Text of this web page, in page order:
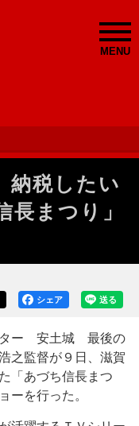
MENU
納税したい
まつり」
送る
シェア
ター 安土城 最後の
之監督が９日、滋賀
「あづち信長まつ
ーを行った。